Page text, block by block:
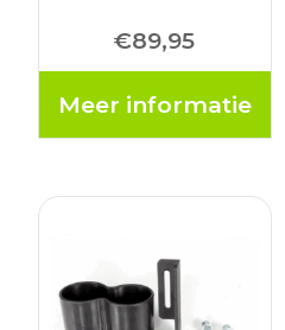
afgelegde routes,
gereden kilometers en
accessoire is
en efficiënter te maken.
€89,95
Meer informatie